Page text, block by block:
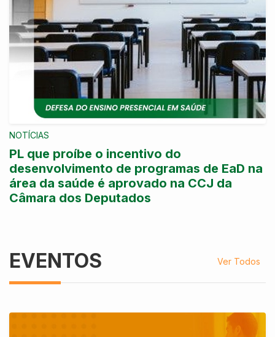
NOTÍCIAS
PL que proíbe o incentivo do
desenvolvimento de programas de EaD na
área da saúde é aprovado na CCJ da
Câmara dos Deputados
EVENTOS Ver Todos